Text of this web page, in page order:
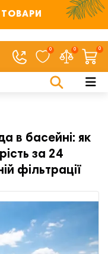
0 0 0
в басейні: як
за 24
фільтрації